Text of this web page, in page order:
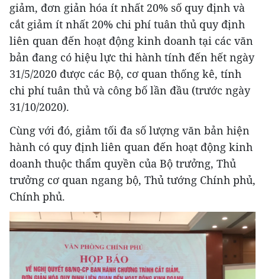
giảm, đơn giản hóa ít nhất 20% số quy định và
cắt giảm ít nhất 20% chi phí tuân thủ quy định
liên quan đến hoạt động kinh doanh tại các văn
bản đang có hiệu lực thi hành tính đến hết ngày
31/5/2020 được các Bộ, cơ quan thống kê, tính
chi phí tuân thủ và công bố lần đầu (trước ngày
31/10/2020).
Cùng với đó, giảm tối đa số lượng văn bản hiện
hành có quy định liên quan đến hoạt động kinh
doanh thuộc thẩm quyền của Bộ trưởng, Thủ
trưởng cơ quan ngang bộ, Thủ tướng Chính phủ,
Chính phủ.